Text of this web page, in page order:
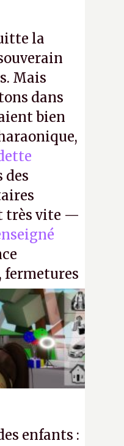
la
Mais
dans
bien
des
très vite —
fermetures
essorer
enfants :